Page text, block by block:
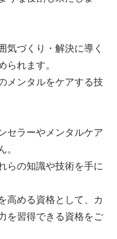
気づくり・解決に導く
られます。
メンタルをケアする技
セラーやメンタルケア
。
らの知識や技術を手に
高める資格として、カ
を習得できる資格をご